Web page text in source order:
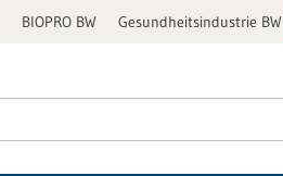
BIOPRO BW Gesundheitsindustrie BW